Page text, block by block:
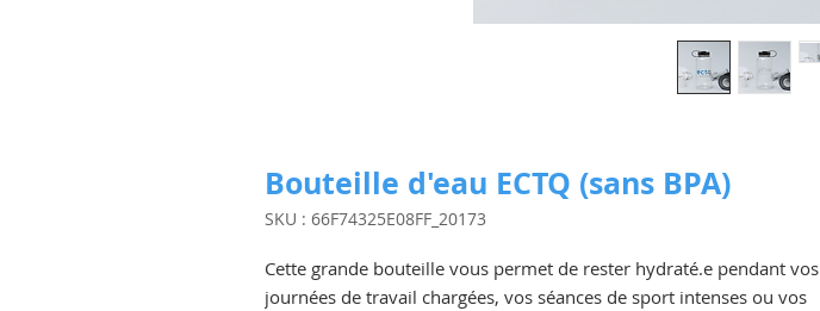
Bouteille d'eau ECTQ (sans BPA)
SKU : 66F74325E08FF_20173
Cette grande bouteille vous permet de rester hydraté.e pendant vos
journées de travail chargées, vos séances de sport intenses ou vos